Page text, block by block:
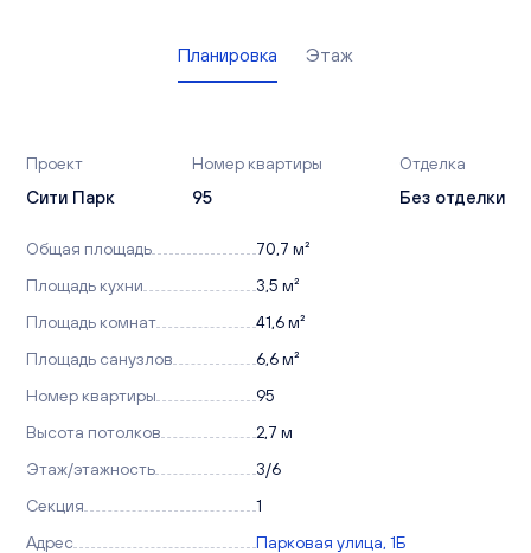
Планировка Этаж
Проект
Сити Парк
Номер квартиры
95
Отделка
Без отделки
Общая площадь
70,7 м²
Площадь кухни
3,5 м²
Площадь комнат
41,6 м²
Площадь санузлов
6,6 м²
Номер квартиры
95
Высота потолков
2,7 м
Этаж/этажность
3/6
Секция
1
Адрес
Парковая улица, 1Б